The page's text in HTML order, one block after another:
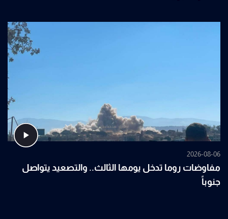
2026-08-06
مفاوضات روما تدخل يومها الثالث.. والتصعيد يتواصل
جنوباً